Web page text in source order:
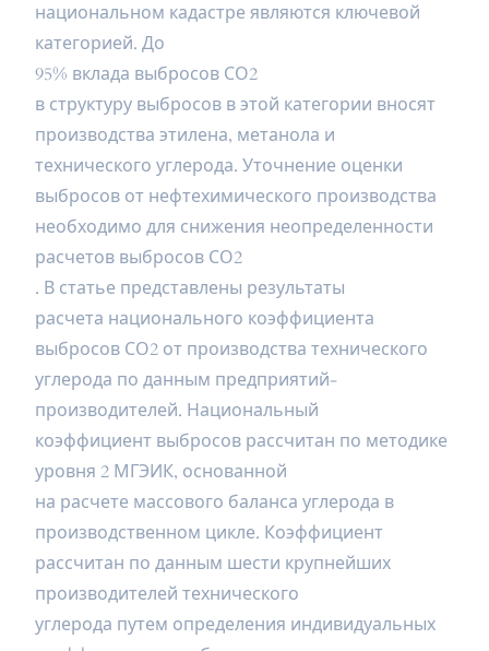
национальном кадастре являются ключевой
категорией. До
95% вклада выбросов СО2
в структуру выбросов в этой категории вносят
производства этилена, метанола и
технического углерода. Уточнение оценки
выбросов от нефтехимического производства
необходимо для снижения неопределенности
расчетов выбросов СО2
. В статье представлены результаты
расчета национального коэффициента
выбросов СО2 от производства технического
углерода по данным предприятий-
производителей. Национальный
коэффициент выбросов рассчитан по методике
уровня 2 МГЭИК, основанной
на расчете массового баланса углерода в
производственном цикле. Коэффициент
рассчитан по данным шести крупнейших
производителей технического
углерода путем определения индивидуальных